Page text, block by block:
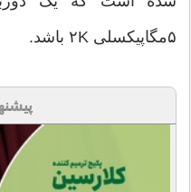
۵مگاپیکسلی ۲K باشد.